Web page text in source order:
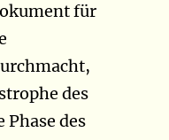
für
des
Phase des